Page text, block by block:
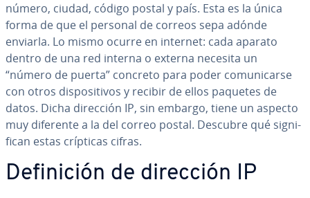
número, ciudad, código postal y país. Esta es la única
forma de que el personal de correos sepa adónde
enviarla. Lo mismo ocurre en internet: cada aparato
dentro de una red interna o externa necesita un
“número de puerta” concreto para poder co­mu­ni­car­se
con otros di­s­po­si­ti­vos y recibir de ellos paquetes de
datos. Dicha dirección IP, sin embargo, tiene un aspecto
muy diferente a la del correo postal. Descubre qué si­g­ni­
fi­can estas crípticas cifras.
De­fi­ni­ción de dirección IP